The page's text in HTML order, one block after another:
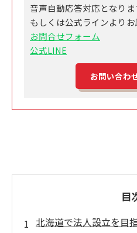
音声自動応答対応となり
もしくは公式ラインより
お問合せフォーム
公式LINE
お問い合わ
目
北海道で法人設立を目